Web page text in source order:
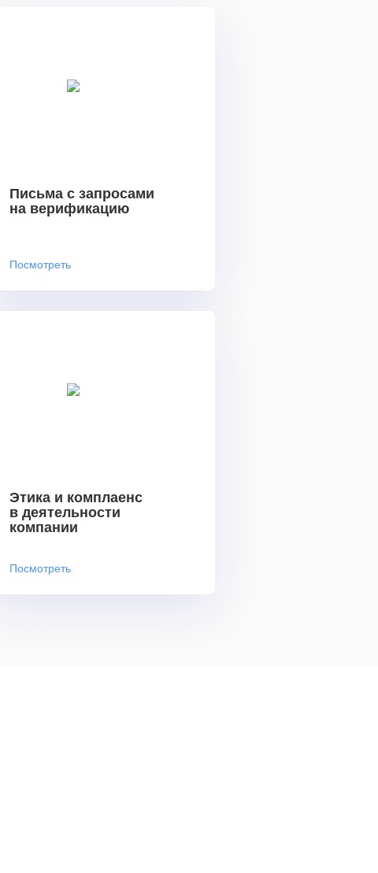
Письма с запросами
на верификацию
Посмотреть
Этика и комплаенс
в деятельности
компании
Посмотреть